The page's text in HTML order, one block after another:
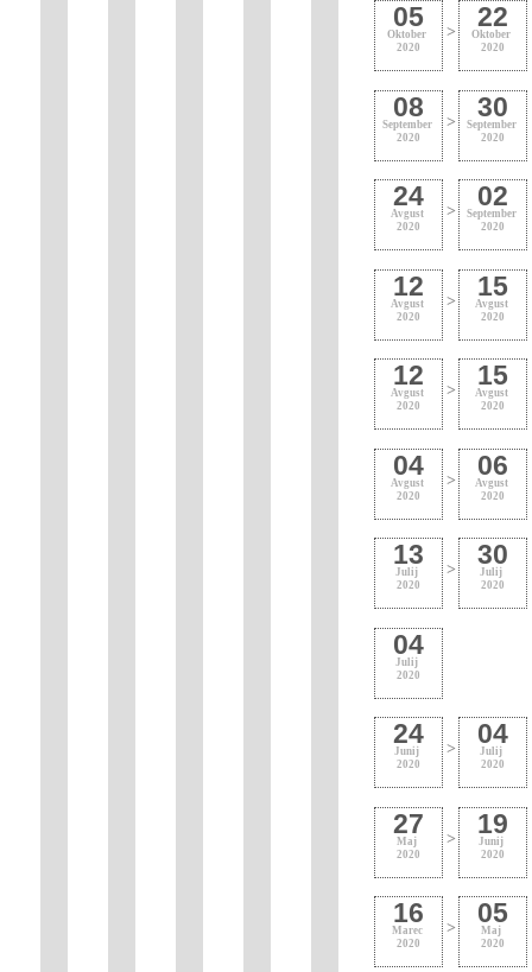
05
Oktober
2020
> 22
Oktober
2020
08
September
2020
> 30
September
2020
24
Avgust
2020
> 02
September
2020
12
Avgust
2020
> 15
Avgust
2020
12
Avgust
2020
> 15
Avgust
2020
04
Avgust
2020
> 06
Avgust
2020
13
Julij
2020
> 30
Julij
2020
04
Julij
2020
24
Junij
2020
> 04
Julij
2020
27
Maj
2020
> 19
Junij
2020
16
Marec
2020
> 05
Maj
2020